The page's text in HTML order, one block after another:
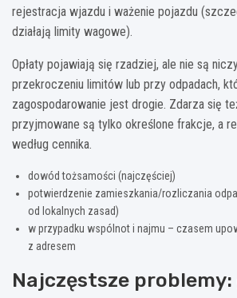
rejestracja wjazdu i ważenie pojazdu
działają limity wagowe).
Opłaty pojawiają się rzadziej, ale nie są
przekroczeniu limitów lub przy odpadach,
zagospodarowanie jest drogie. Zdarza się
przyjmowane są tylko określone frakcje, a
według cennika.
dowód tożsamości (najczęściej)
potwierdzenie zamieszkania/rozliczania
od lokalnych zasad)
w przypadku wspólnot i najmu – czasem
z adresem
Najczęstsze problemy: